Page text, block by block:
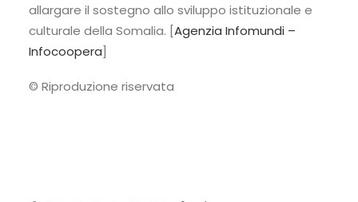
allargare il sostegno allo sviluppo istituzionale e
culturale della Somalia. [Agenzia Infomundi –
Infocoopera]
© Riproduzione riservata